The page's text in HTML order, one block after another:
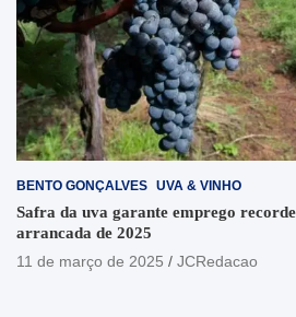
BENTO GONÇALVES UVA & VINHO
Safra da uva garante emprego
arrancada de 2025
11 de março de 2025
JCRedacao